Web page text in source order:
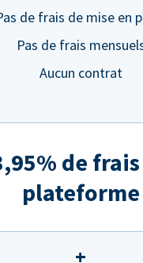
de frais de mise en
Pas de frais
Aucun contrat
de
plateforme